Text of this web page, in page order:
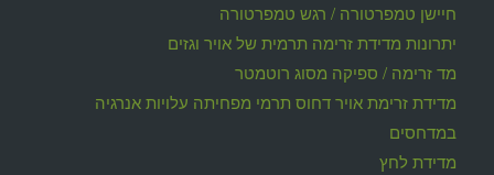
חיישן טמפרטורה / רגש טמפרטורה
יתרונות מדידת זרימה תרמית של אויר וגזים
מד זרימה / ספיקה מסוג רוטמטר
מדידת זרימת אויר דחוס תרמי מפחיתה עלויות אנרגיה
במדחסים
מדידת לחץ